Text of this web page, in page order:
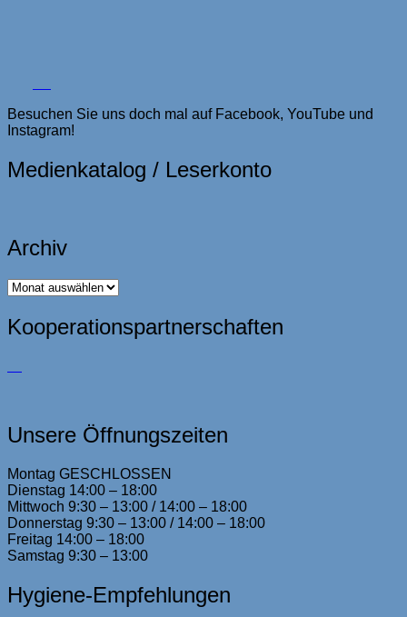
Besuchen Sie uns doch mal auf Facebook, YouTube und
Instagram!
Medienkatalog / Leserkonto
Archiv
Archiv
Kooperationspartnerschaften
Unsere Öffnungszeiten
Montag GESCHLOSSEN
Dienstag 14:00 – 18:00
Mittwoch 9:30 – 13:00 / 14:00 – 18:00
Donnerstag 9:30 – 13:00 / 14:00 – 18:00
Freitag 14:00 – 18:00
Samstag 9:30 – 13:00
Hygiene-Empfehlungen